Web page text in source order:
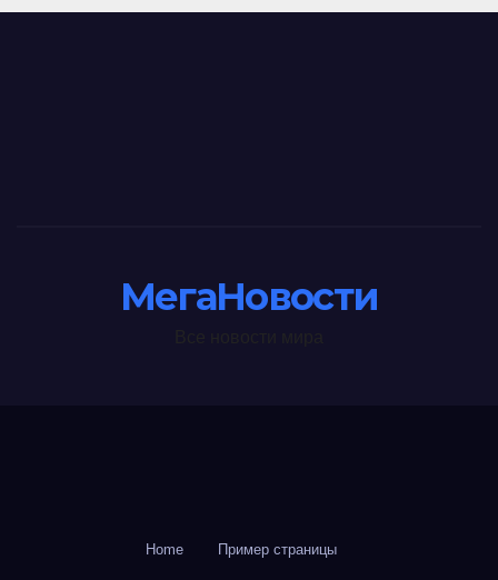
МегаНовости
Home Пример страницы